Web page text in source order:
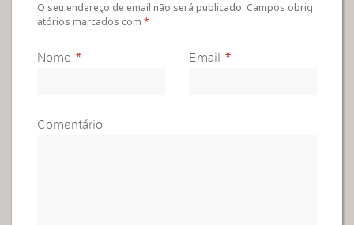
O seu endereço de email não será publicado. Campos obrig
atórios marcados com*
Nome * Email *
Comentário